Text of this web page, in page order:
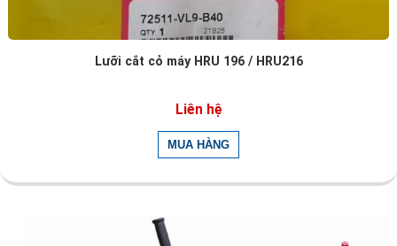
Lưỡi cắt cỏ máy HRU 196 / HRU216
Liên hệ